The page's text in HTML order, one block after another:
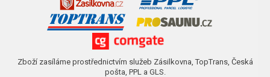
Zboží zasíláme prostřednictvím služeb Zásilkovna, TopTrans, Česká
pošta, PPL a GLS.